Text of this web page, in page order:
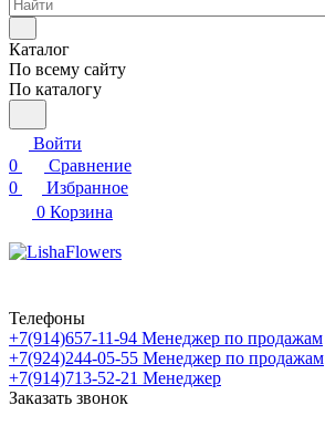
Каталог
По всему сайту
По каталогу
Войти
0
Сравнение
0
Избранное
0 Корзина
Телефоны
+7(914)657-11-94 Менеджер по продажам
+7(924)244-05-55 Менеджер по продажам
+7(914)713-52-21 Менеджер
Заказать звонок